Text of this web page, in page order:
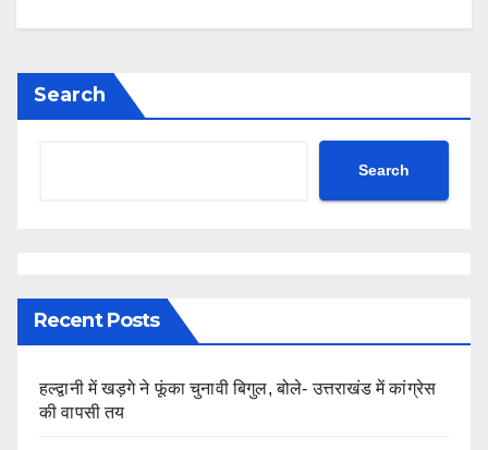
Search
Search
Recent Posts
हल्द्वानी में खड़गे ने फूंका चुनावी बिगुल, बोले- उत्तराखंड में कांग्रेस
की वापसी तय